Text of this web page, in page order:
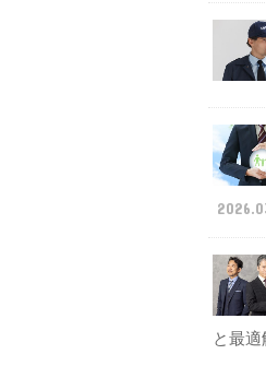
と最適